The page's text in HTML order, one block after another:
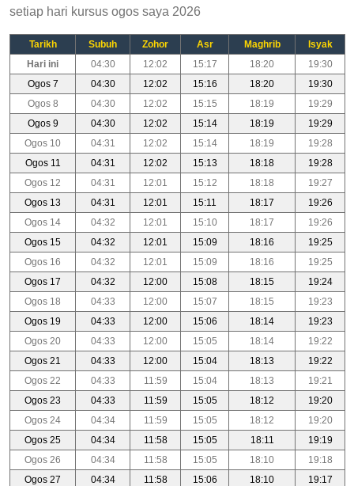
setiap hari kursus ogos saya 2026
Tarikh Subuh Zohor Asr Maghrib
Isyak
Hari ini
04:30 12:02 15:17 18:20
19:30
Ogos 7
04:30 12:02 15:16 18:20
19:30
Ogos 8
04:30 12:02 15:15 18:19
19:29
Ogos 9
04:30 12:02 15:14 18:19
19:29
Ogos 10
04:31 12:02 15:14 18:19
19:28
Ogos 11
04:31 12:02 15:13 18:18
19:28
Ogos 12
04:31 12:01 15:12 18:18
19:27
Ogos 13
04:31 12:01 15:11 18:17
19:26
Ogos 14
04:32 12:01 15:10 18:17
19:26
Ogos 15
04:32 12:01 15:09 18:16
19:25
Ogos 16
04:32 12:01 15:09 18:16
19:25
Ogos 17
04:32 12:00 15:08 18:15
19:24
Ogos 18
04:33 12:00 15:07 18:15
19:23
Ogos 19
04:33 12:00 15:06 18:14
19:23
Ogos 20
04:33 12:00 15:05 18:14
19:22
Ogos 21
04:33 12:00 15:04 18:13
19:22
Ogos 22
04:33 11:59 15:04 18:13
19:21
Ogos 23
04:33 11:59 15:05 18:12
19:20
Ogos 24
04:34 11:59 15:05 18:12
19:20
Ogos 25
04:34 11:58 15:05 18:11
19:19
Ogos 26
04:34 11:58 15:05 18:10
19:18
Ogos 27
04:34 11:58 15:06 18:10
19:17